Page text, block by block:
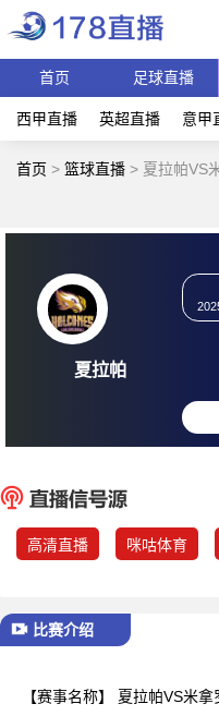
首页 足球直播
西甲直播 英超直播 意甲
首页 > 篮球直播 > 夏拉帕VS
夏拉帕
高清直播 咪咕体育
比赛介绍
【赛事名称】 夏拉帕VS米